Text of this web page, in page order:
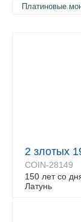
Платиновые
2 злотых
COIN-28149
150 лет со
Латунь